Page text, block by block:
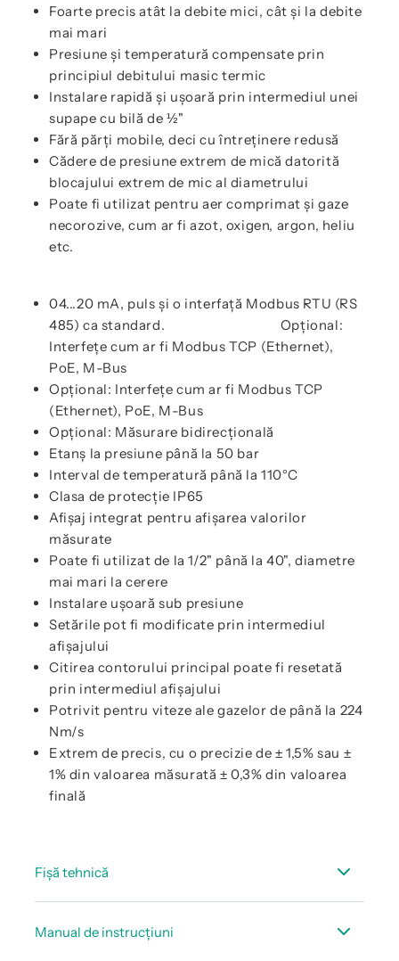
Foarte precis atât la debite mici, cât și la debite
mai mari
Presiune și temperatură compensate prin
principiul debitului masic termic
Instalare rapidă și ușoară prin intermediul unei
supape cu bilă de ½"
Fără părți mobile, deci cu întreținere redusă
Cădere de presiune extrem de mică datorită
blocajului extrem de mic al diametrului
Poate fi utilizat pentru aer comprimat și gaze
necorozive, cum ar fi azot, oxigen, argon, heliu
etc.
04...20 mA, puls și o interfață Modbus RTU (RS
485) ca standard. Opțional:
Interfețe cum ar fi Modbus TCP (Ethernet),
PoE, M-Bus
Opțional: Interfețe cum ar fi Modbus TCP
(Ethernet), PoE, M-Bus
Opțional: Măsurare bidirecțională
Etanș la presiune până la 50 bar
Interval de temperatură până la 110°C
Clasa de protecție IP65
Afișaj integrat pentru afișarea valorilor
măsurate
Poate fi utilizat de la 1/2" până la 40", diametre
mai mari la cerere
Instalare ușoară sub presiune
Setările pot fi modificate prin intermediul
afișajului
Citirea contorului principal poate fi resetată
prin intermediul afișajului
Potrivit pentru viteze ale gazelor de până la 224
Nm/s
Extrem de precis, cu o precizie de ± 1,5% sau ±
1% din valoarea măsurată ± 0,3% din valoarea
finală
Fișă tehnică
Manual de instrucțiuni